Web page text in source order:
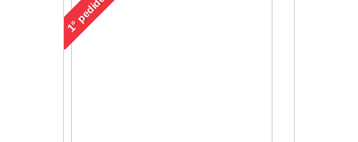
1°
pedido